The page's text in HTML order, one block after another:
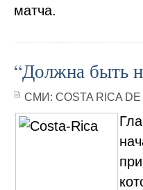
матча.
“Должна быть
СМИ: COSTA RICA